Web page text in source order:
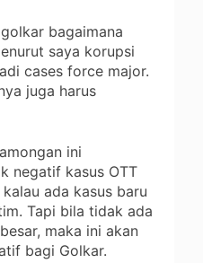
bagaimana
saya korupsi
cases force major.
juga harus
ini
negatif kasus OTT
ada kasus baru
Tapi bila tidak ada
maka ini akan
bagi Golkar.